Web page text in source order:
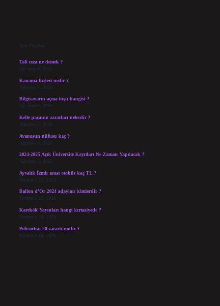
Son Yazılar
Tali ceza ne demek ?
Ağustos 8, 2026
Kanama türleri nedir ?
Ağustos 7, 2026
Bilgisayarın açma tuşu hangisi ?
Ağustos 6, 2026
Kelle paçanın zararları nelerdir ?
Ağustos 5, 2026
Avanosun nüfusu kaç ?
Ağustos 4, 2026
2024-2025 Açık Üniversite Kayıtları Ne Zaman Yapılacak ?
Ağustos 3, 2026
Ayvalık İzmir arası otobüs kaç TL ?
Temmuz 27, 2026
Ballon d’Or 2024 adayları kimlerdir ?
Temmuz 25, 2026
Karekök Yayınları hangi kırtasiyede ?
Temmuz 24, 2026
Polisorbat 20 zararlı mıdır ?
Temmuz 18, 2026